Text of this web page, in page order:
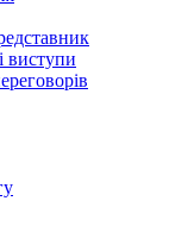
виступи